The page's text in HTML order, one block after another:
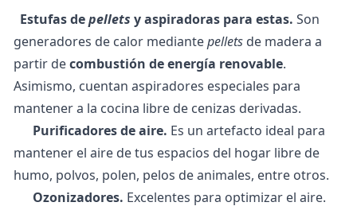
Estufas depellets y aspiradoras para estas. Son
generadores de calor mediantepellets de madera a
partir decombustión de energía renovable.
Asimismo, cuentan aspiradores especiales para
mantener a la cocina libre de cenizas derivadas.
Purificadores de aire. Es un artefacto ideal para
mantener el aire de tus espacios del hogar libre de
humo, polvos, polen, pelos de animales, entre otros.
Ozonizadores. Excelentes para optimizar el aire.